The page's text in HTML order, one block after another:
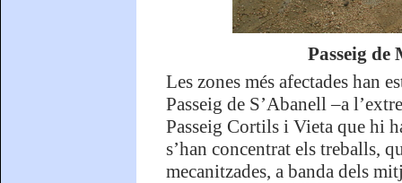
Passeig
Les zones més afectades han
Passeig de S’Abanell –a
Passeig Cortils i Vieta que hi
s’han concentrat els treballs,
mecanitzades, a banda dels